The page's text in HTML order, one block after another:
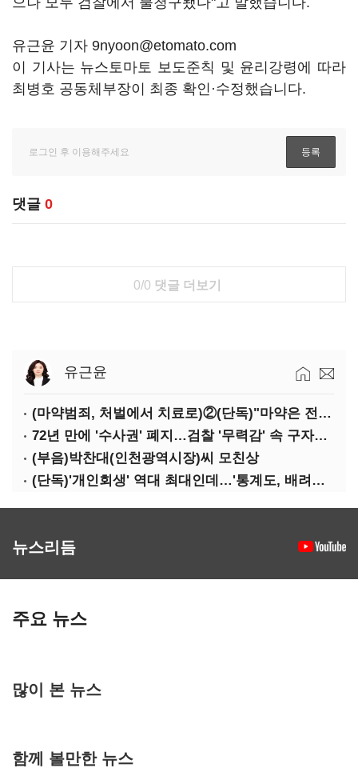
유근윤 기자 9nyoon@etomato.com
이 기사는 뉴스토마토 보도준칙 및 윤리강령에 따라
최병호 공동체부장이 최종 확인·수정했습니다.
댓글 0
0/0 댓글 더보기
유근윤
(마약범죄, 처벌에서 치료로)②(단독)"마약은 전염병…여성 맞춤형 재활과정 개발 중"
72년 만에 '수사권' 폐지…검찰 '무력감' 속 구자현 사의
(부음)박찬대(인천광역시장)씨 모친상
(단독)'개인회생' 역대 최대인데…'통계도, 배려도' 없는 사법부
뉴스리듬
주요 뉴스
많이 본 뉴스
함께 볼만한 뉴스